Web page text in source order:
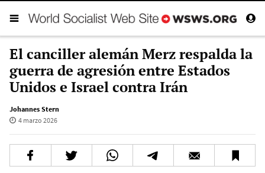
El canciller alemán Merz respalda la
guerra de agresión entre Estados
Unidos e Israel contra Irán
Johannes Stern
4 marzo 2026